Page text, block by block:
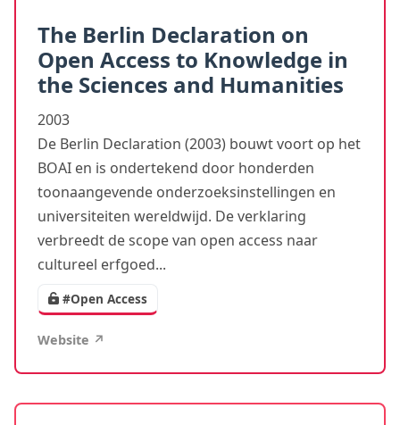
The Berlin Declaration on
Open Access to Knowledge in
the Sciences and Humanities
2003
De Berlin Declaration (2003) bouwt voort op het
BOAI en is ondertekend door honderden
toonaangevende onderzoeksinstellingen en
universiteiten wereldwijd. De verklaring
verbreedt de scope van open access naar
cultureel erfgoed...
#Open Access
Website ↗